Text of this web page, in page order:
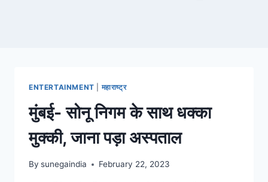
ENTERTAINMENT महाराष्ट्र
मुंबई- सोनू निगम के साथ धक्का
मुक्की, जाना पड़ा अस्पताल
By sunegaindia February 22, 2023